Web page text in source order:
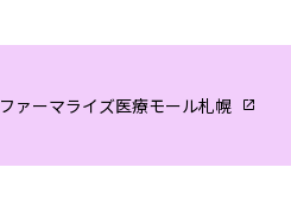
ファーマライズ医療モール札幌